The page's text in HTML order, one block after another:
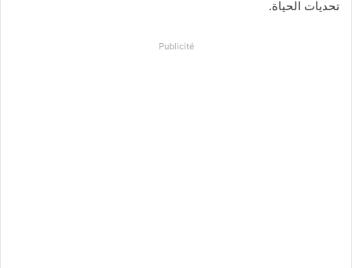
تحديات الحياة.
Publicité